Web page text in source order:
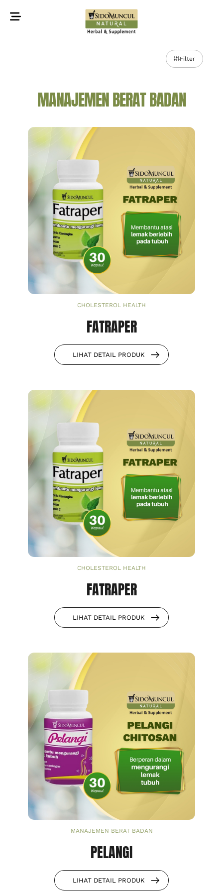
Filter
MANAJEMEN BERAT BADAN
CHOLESTEROL HEALTH
FATRAPER
LIHAT DETAIL PRODUK
CHOLESTEROL HEALTH
FATRAPER
LIHAT DETAIL PRODUK
MANAJEMEN BERAT BADAN
PELANGI
LIHAT DETAIL PRODUK